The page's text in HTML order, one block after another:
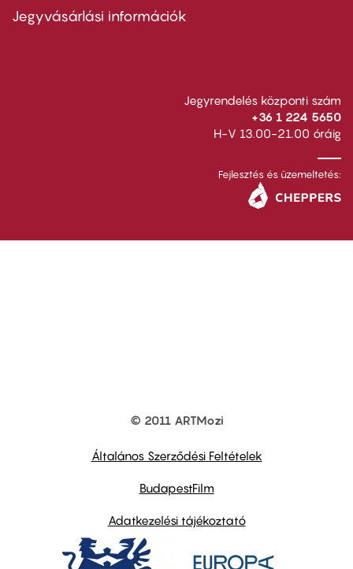
second
Jegyvásárlási információk
Jegyrendelés központi szám
+36 1 224 5650
H-V 13.00-21.00 óráig
Fejlesztés és üzemeltetés:
© 2011 ARTMozi
Általános Szerződési Feltételek
BudapestFilm
Adatkezelési tájékoztató